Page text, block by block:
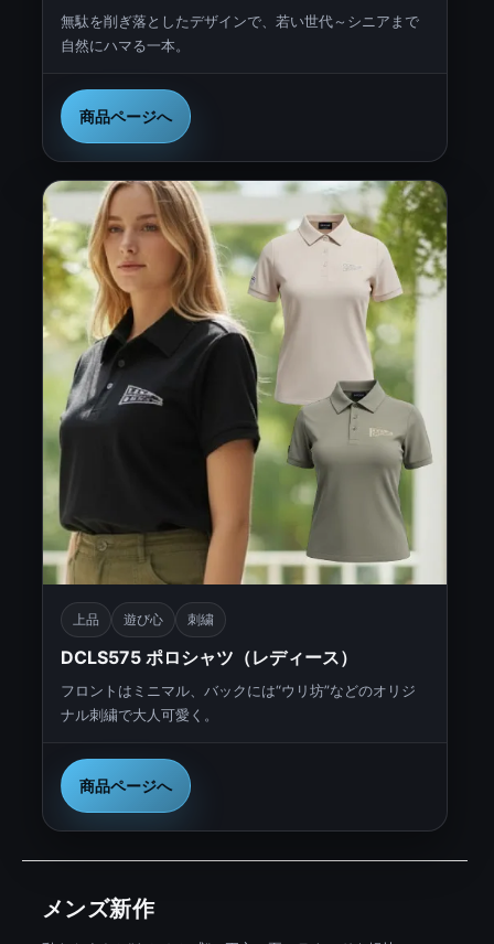
無駄を削ぎ落としたデザインで、若い世代～シニアまで
自然にハマる一本。
商品ページへ
上品 遊び心 刺繍
DCLS575 ポロシャツ（レディース）
フロントはミニマル、バックには“ウリ坊”などのオリジ
ナル刺繍で大人可愛く。
商品ページへ
メンズ新作